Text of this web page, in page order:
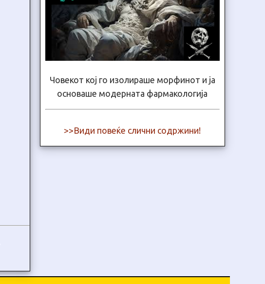
Човекот кој го изолираше морфинот и ја
основаше модерната фармакологија
>>Види повеќе слични содржини!